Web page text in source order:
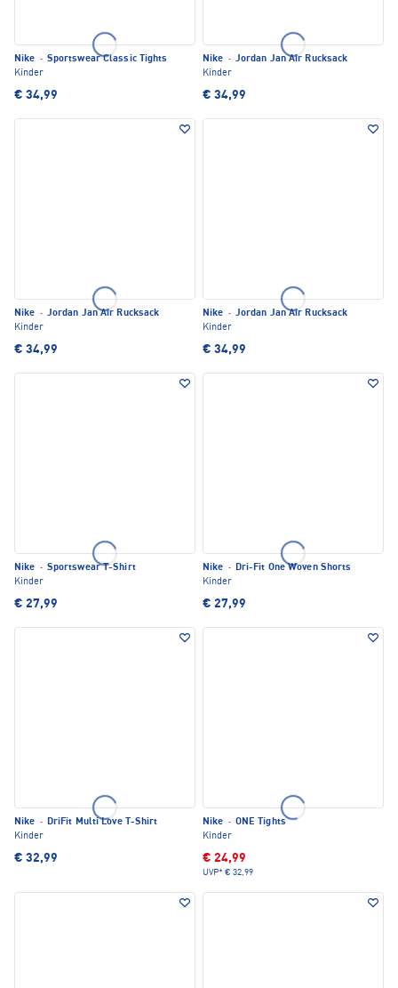
Nike · Sportswear Classic Tights
Kinder
€ 34,99
Nike · Jordan Jan Air Rucksack
Kinder
€ 34,99
Nike · Jordan Jan Air Rucksack
Kinder
€ 34,99
Nike · Jordan Jan Air Rucksack
Kinder
€ 34,99
Nike · Sportswear T-Shirt
Kinder
€ 27,99
Nike · Dri-Fit One Woven Shorts
Kinder
€ 27,99
Nike · DriFit Multi Love T-Shirt
Kinder
€ 32,99
Nike · ONE Tights
Kinder
€ 24,99
UVP* € 32,99